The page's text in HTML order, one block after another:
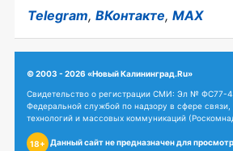
Telegram, ВКонтакте, MAX
© 2003 - 2026 «Новый Калининград.Ru»
Свидетельство о регистрации СМИ: Эл № ФС77-
Федеральной службой по надзору в сфере
технологий и массовых коммуникаций
18+ Данный сайт не предназначен для